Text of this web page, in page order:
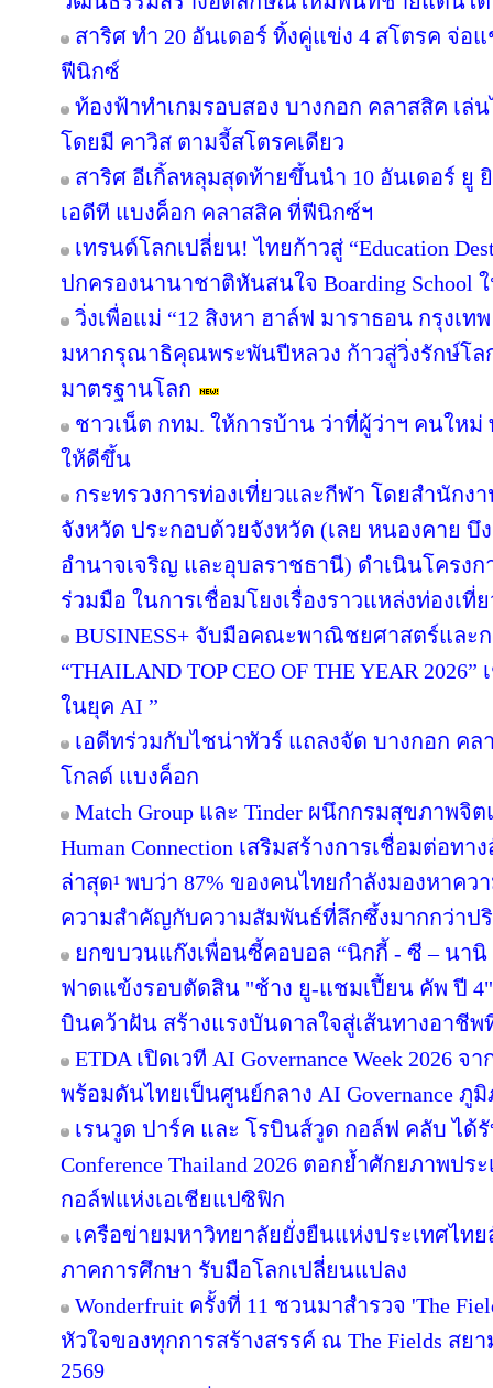
สาริศ ทำ 20 อันเดอร์ ทิ้งคู่แข่ง 4 สโตรค จ่
ฟีนิกซ์
ท้องฟ้าทำเกมรอบสอง บางกอก คลาสสิค เล่
โดยมี คาวิส ตามจี้สโตรคเดียว
สาริศ อีเกิ้ลหลุมสุดท้ายขึ้นนำ 10 อันเดอร์ ยู
เอดีที แบงค็อก คลาสสิค ที่ฟีนิกซ์ฯ
เทรนด์โลกเปลี่ยน! ไทยก้าวสู่ “Education
ปกครองนานาชาติหันสนใจ Boarding School
วิ่งเพื่อแม่ “12 สิงหา ฮาล์ฟ มาราธอน กรุงเท
มหากรุณาธิคุณพระพันปีหลวง ก้าวสู่วิ่งรักษ์โ
มาตรฐานโลก
ชาวเน็ต กทม. ให้การบ้าน ว่าที่ผู้ว่าฯ คนให
ให้ดีขึ้น
กระทรวงการท่องเที่ยวและกีฬา โดยสำนักง
จังหวัด ประกอบด้วยจังหวัด (เลย หนองคาย
อำนาจเจริญ และอุบลราชธานี) ดำเนินโครง
ร่วมมือ ในการเชื่อมโยงเรื่องราวแหล่งท่องเที่
BUSINESS+ จับมือคณะพาณิชยศาสตร์และ
“THAILAND TOP CEO OF THE YEAR
ในยุค AI ”
เอดีทร่วมกับไชน่าทัวร์ แถลงจัด บางกอก ค
โกลด์ แบงค็อก
Match Group และ Tinder ผนึกกรมสุขภาพ
Human Connection เสริมสร้างการเชื่อมต่อท
ล่าสุด¹ พบว่า 87% ของคนไทยกำลังมองหาค
ความสำคัญกับความสัมพันธ์ที่ลึกซึ้งมากกว่าป
ยกขบวนแก๊งเพื่อนซี้คอบอล “นิกกี้ - ซี – นานิ
ฟาดแข้งรอบตัดสิน "ช้าง ยู-แชมเปี้ยน คัพ ปี
บินคว้าฝัน สร้างแรงบันดาลใจสู่เส้นทางอาชี
ETDA เปิดเวที AI Governance Week 2026
พร้อมดันไทยเป็นศูนย์กลาง AI Governance ภู
เรนวูด ปาร์ค และ โรบินส์วูด กอล์ฟ คลับ ได้รั
Conference Thailand 2026 ตอกย้ำศักยภาพป
กอล์ฟแห่งเอเชียแปซิฟิก
เครือข่ายมหาวิทยาลัยยั่งยืนแห่งประเทศไท
ภาคการศึกษา รับมือโลกเปลี่ยนแปลง
Wonderfruit ครั้งที่ 11 ชวนมาสำรวจ 'The
หัวใจของทุกการสร้างสรรค์ ณ The Fields ส
2569